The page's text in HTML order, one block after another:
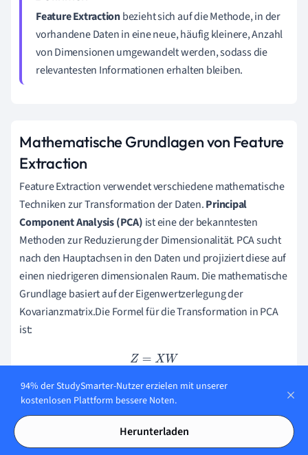
Feature Extractionbezieht sich auf die Methode, in der
vorhandene Daten in eine neue, häufig kleinere, Anzahl
von Dimensionen umgewandelt werden, sodass die
relevantesten Informationen erhalten bleiben.
Mathematische Grundlagen von Feature
Extraction
Feature Extraction verwendet verschiedene mathematische
Techniken zur Transformation der Daten.Principal
Component Analysis (PCA) ist eine der bekanntesten
Methoden zur Reduzierung der Dimensionalität. PCA sucht
nach den Hauptachsen in den Daten und projiziert diese auf
einen niedrigeren dimensionalen Raum. Die mathematische
Grundlage basiert auf der Eigenwertzerlegung der
Kovarianzmatrix.Die Formel für die Transformation in PCA
ist:
Z= XW
wo:
Treffende Projektionen der Daten
X
Originale Datenmatrix
94% der StudySmarter-Nutzer erzielen mit unserer
kostenlosen Plattform bessere Noten.
Herunterladen